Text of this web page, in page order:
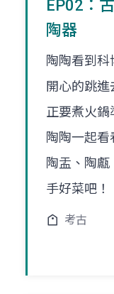
EP02：
陶器
陶陶看到科
開心的跳進
正要煮火
陶陶一起看
陶盂、陶
手好菜吧！
考古